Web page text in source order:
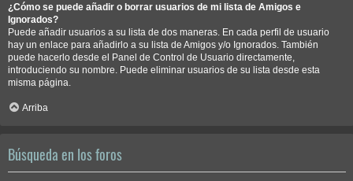
¿Cómo se puede añadir o borrar usuarios de mi lista de Amigos e
Ignorados?
Puede añadir usuarios a su lista de dos maneras. En cada perfil de usuario
hay un enlace para añadirlo a su lista de Amigos y/o Ignorados. También
puede hacerlo desde el Panel de Control de Usuario directamente,
introduciendo su nombre. Puede eliminar usuarios de su lista desde esta
misma página.
Arriba
Búsqueda en los foros